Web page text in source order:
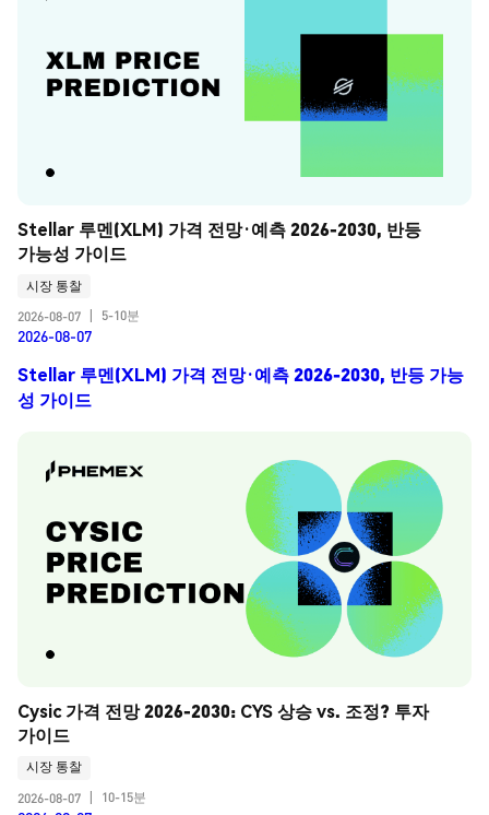
Stellar 루멘(XLM) 가격 전망·예측 2026-2030, 반등
가능성 가이드
시장 통찰
2026-08-07
5-10분
2026-08-07
Stellar 루멘(XLM) 가격 전망·예측 2026-2030, 반등 가능
성 가이드
Cysic 가격 전망 2026-2030: CYS 상승 vs. 조정? 투자
가이드
시장 통찰
2026-08-07
10-15분